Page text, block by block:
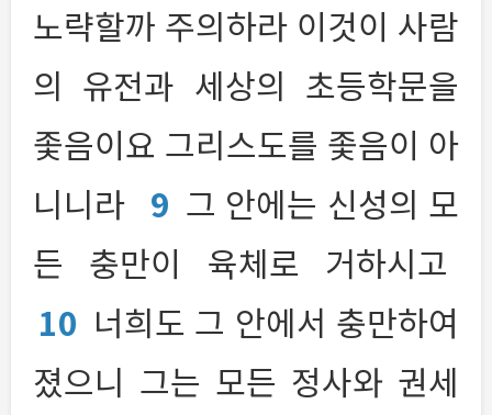
노략할까 주의하라 이것이 사람
의 유전과 세상의 초등학문을
좇음이요 그리스도를 좇음이 아
니니라 9 그 안에는 신성의 모
든 충만이 육체로 거하시고
10 너희도 그 안에서 충만하여
졌으니 그는 모든 정사와 권세